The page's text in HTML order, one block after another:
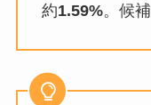
約1.59%。候